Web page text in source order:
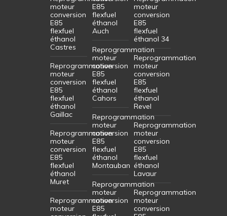
moteur
conversion
E85
flexfuel
éthanol
Castres
Reprogrammation
moteur
conversion
E85
flexfuel
éthanol
Gaillac
Reprogrammation
moteur
conversion
E85
flexfuel
éthanol
Muret
Reprogrammation
moteur
E85
flexfuel
éthanol
Auch
Reprogrammation
moteur
conversion
E85
flexfuel
éthanol
Cahors
Reprogrammation
moteur
conversion
E85
flexfuel
éthanol
Montauban
Reprogrammation
moteur
conversion
E85
moteur
conversion
E85
flexfuel
éthanol 34
Reprogrammation
moteur
conversion
E85
flexfuel
éthanol
Revel
Reprogrammation
moteur
conversion
E85
flexfuel
éthanol
Lavaur
Reprogrammation
moteur
conversion